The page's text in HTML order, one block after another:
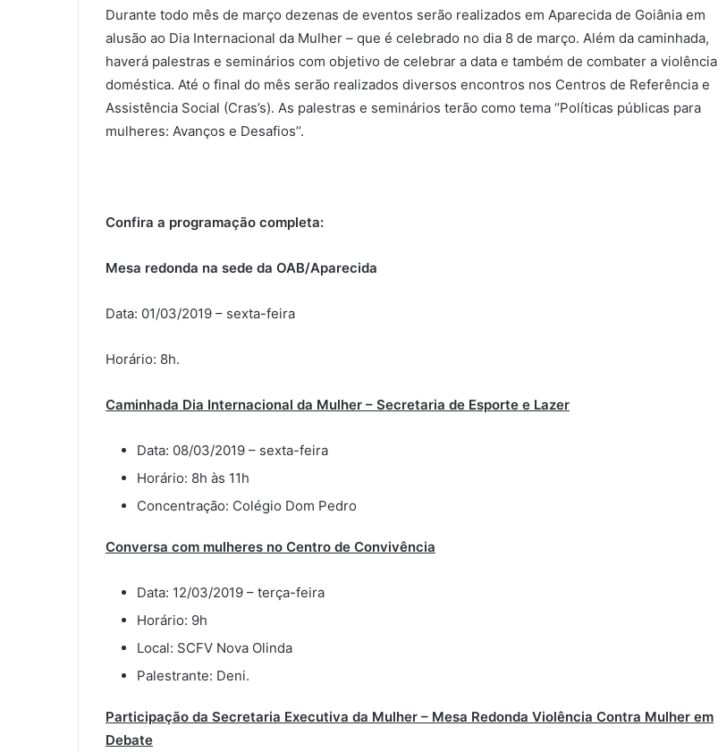
Durante todo mês de março dezenas de eventos serão realizados em Aparecida de Goiânia em
alusão ao Dia Internacional da Mulher – que é celebrado no dia 8 de março. Além da caminhada,
haverá palestras e seminários com objetivo de celebrar a data e também de combater a violência
doméstica. Até o final do mês serão realizados diversos encontros nos Centros de Referência e
Assistência Social (Cras’s). As palestras e seminários terão como tema ‘’Políticas públicas para
mulheres: Avanços e Desafios’’.
Confira a programação completa:
Mesa redonda na sede da OAB/Aparecida
Data: 01/03/2019 – sexta-feira
Horário: 8h.
Caminhada Dia Internacional da Mulher – Secretaria de Esporte e Lazer
Data: 08/03/2019 – sexta-feira
Horário: 8h às 11h
Concentração: Colégio Dom Pedro
Conversa com mulheres no Centro de Convivência
Data: 12/03/2019 – terça-feira
Horário: 9h
Local: SCFV Nova Olinda
Palestrante: Deni.
Participação da Secretaria Executiva da Mulher – Mesa Redonda Violência Contra Mulher em
Debate